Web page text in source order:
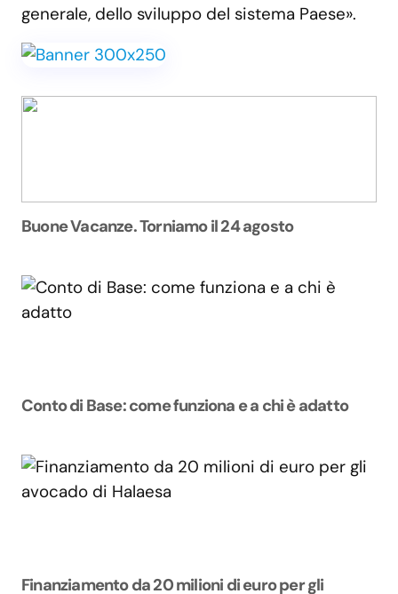
generale, dello sviluppo del sistema Paese».
Buone Vacanze. Torniamo il 24 agosto
Conto di Base: come funziona e a chi è adatto
Finanziamento da 20 milioni di euro per gli